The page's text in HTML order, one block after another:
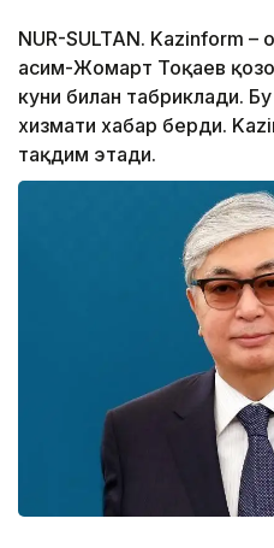
NUR-SULTAN. Kazinform –
Қасим-Жомарт Тоқаев
куни билан табриклади.
хизмати хабар берди.
тақдим этади.